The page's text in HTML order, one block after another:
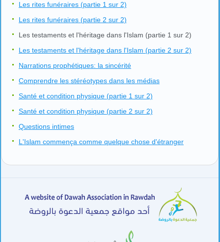
Les rites funéraires (partie 1 sur 2)
Les rites funéraires (partie 2 sur 2)
Les testaments et l'héritage dans l'Islam (partie 1 sur 2)
Les testaments et l'héritage dans l'Islam (partie 2 sur 2)
Narrations prophétiques: la sincérité
Comprendre les stéréotypes dans les médias
Santé et condition physique (partie 1 sur 2)
Santé et condition physique (partie 2 sur 2)
Questions intimes
L'Islam commença comme quelque chose d'étranger